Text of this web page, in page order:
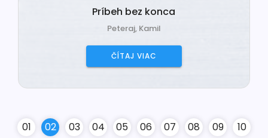
Príbeh bez konca
Peteraj, Kamil
ČÍTAJ VIAC
01 02 03 04 05 06 07 08 09 10